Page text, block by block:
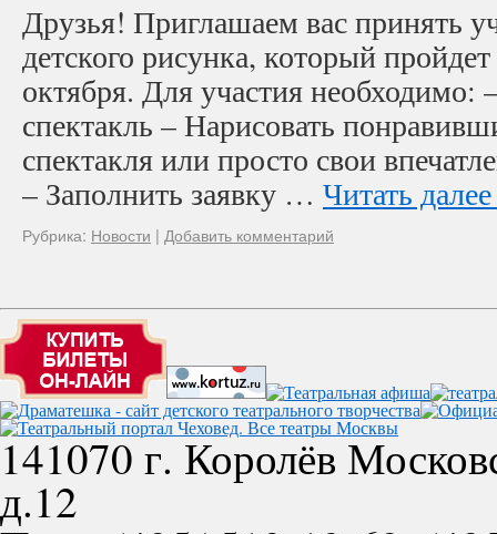
Друзья! Приглашаем вас принять
детского рисунка, который
октября. Для участия необходимо:
спектакль – Нарисовать
спектакля или просто свои
– Заполнить заявку … Читать
Рубрика: Новости | Добавить комментарий
141070 г. Королёв
д.12